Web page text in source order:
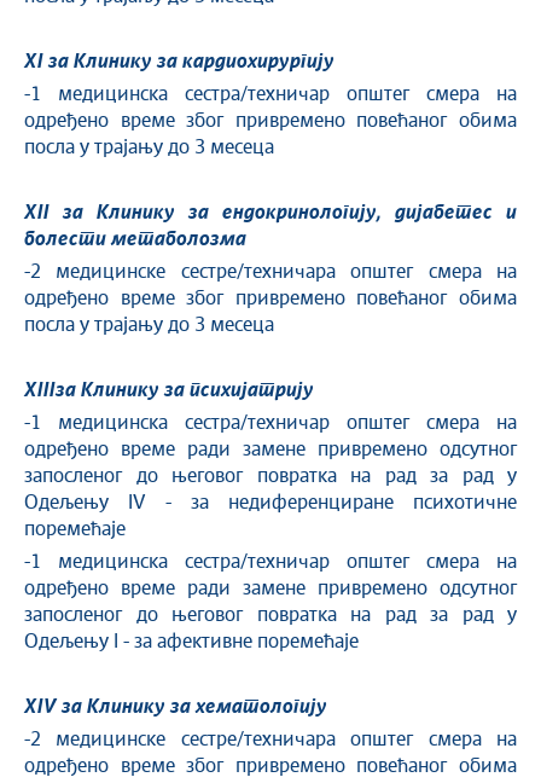
XIза Клинику за кардиохирургију
-1 медицинска сестра/техничар општег смера на
одређено време због привремено повећаног обима
посла у трајању до 3 месеца
XII за Клинику за ендокринологију, дијабетес и
болести метаболозма
-2 медицинске сестре/техничара општег смера на
одређено време због привремено повећаног обима
посла у трајању до 3 месеца
XIIIза Клинику за психијатрију
-1 медицинска сестра/техничар општег смера на
одређено време ради замене привремено одсутног
запосленог до његовог повратка на рад за рад у
Одељењу IV - за недиференциране психотичне
поремећаје
-1 медицинска сестра/техничар општег смера на
одређено време ради замене привремено одсутног
запосленог до његовог повратка на рад за рад у
Одељењу I - за афективне поремећаје
XIV за Клинику за хематологију
-2 медицинске сестре/техничара општег смера на
одређено време због привремено повећаног обима